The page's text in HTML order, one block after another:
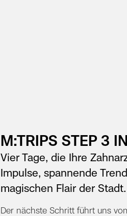
M:TRIPS STEP 3
Vier Tage, die Ihre
Impulse, spannende
magischen Flair der Stadt.
Der nächste Schritt führt uns